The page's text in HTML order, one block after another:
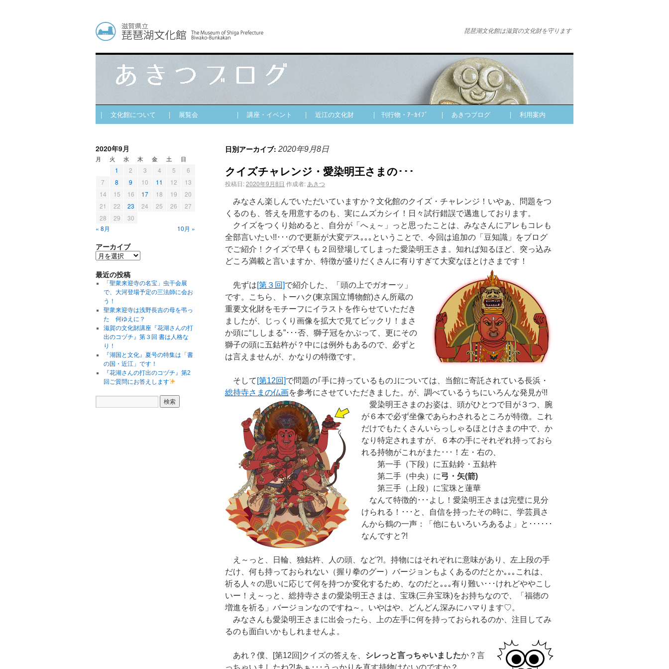
琵琶湖文化館は滋賀の文化財を守ります
| 文化館について | 展覧会 | 講座・イベント | 近江の文化財 | 刊行物・ｱｰｶｲﾌﾞ | あきつブログ | 利用案内
日別アーカイブ: 2020年9月8日
クイズチャレンジ・愛染明王さまの･･･
投稿日:2020年9月8日 作成者: あきつ
みなさん楽しんでいただいていますか？文化館のクイズ・チャレンジ！いやぁ、問題をつ
くるのも、答えを用意するのも、実にムズカシイ！日々試行錯誤で邁進しております。
クイズをつくり始めると、自分が「へぇ～」っと思ったことは、みなさんにアレもコレも
全部言いたい!!･･･ので更新が大変デス｡｡｡ということで、今回は追加の「豆知識」をブログ
でご紹介！クイズで早くも２回登場してしまった愛染明王さま。知れば知るほど、突っ込み
どころ満載と言いますか、特徴が盛りだくさんに有りすぎて大変なほとけさまです！
先ずは[第３回]で紹介した、「頭の上でガオーッ」
です。こちら、トーハク(東京国立博物館)さん所蔵の
重要文化財をモチーフにイラストを作らせていただき
ましたが、じっくり画像を拡大で見てビックリ！まさ
か頭に“ししまる”･･･否、獅子冠をかぶって、更にその
獅子の頭に五鈷杵が？中には例外もあるので、必ずと
は言えませんが、かなりの特徴です。
そして [第12回]で問題の｢手に持っているもの｣については、当館に寄託されている長浜・
総持寺さまの仏画を参考にさせていただきました。が、調べているうちにいろんな発見が!!
愛染明王さまのお姿は、頭がひとつで目が３つ、腕
が６本で必ず坐像であらわされるところが特徴。これ
だけでもたくさんいらっしゃるほとけさまの中で、か
なり特定されますが、６本の手にそれぞれ持っておら
れる持物がこれがまた･･･！左・右の、
第一手（下段）に五鈷鈴・五鈷杵
第二手（中央）に弓・矢(箭)
第三手（上段）に宝珠と蓮華
なんて特徴的･･･よし！愛染明王さまは完璧に見分
けられる！･･･と、自信を持ったその時に、学芸員さ
んから鶴の一声：「他にもいろいろあるよ」と･･････
なんですと?!
え～っと、日輪、独鈷杵、人の頭、など?!。持物にはそれぞれに意味があり、左上段の手
だけ、何も持っておられない（握り拳のグー）バージョンもよくあるのだとか｡｡｡これは、
祈る人々の思いに応じて何を持つか変化するため、なのだと｡｡｡有り難い･･･けれどややこし
いー！え～っと、総持寺さまの愛染明王さまは、宝珠(三弁宝珠)をお持ちなので、「福徳の
増進を祈る」バージョンなのですね～。いやはや、どんどん深みにハマります♡。
みなさんも愛染明王さまに出会ったら、上の左手に何を持っておられるのか、注目してみ
るのも面白いかもしれませんよ。
あれ？僕、[第12回]クイズの答えを、 シレっと言っちゃいましたか？言
っちゃいましたね?!あぁ･･･うっかりを直す持物はないのですか？
2020年9月
月 火 水 木 金 土 日
« 8月 10月 »
1 2 3 4 5
6
7
8 9 10 11 12
13
14
15 16 17 18 19
20
21
22 23 24 25 26
27
28
29 30
アーカイブ
最近の投稿
「聖衆来迎寺の名宝」虫干会展
で、大河登場予定の三法師に会お
う！
聖衆来迎寺は浅野長吉の母を弔っ
た 何ゆえに？
滋賀の文化財講座『花湖さんの打
出のコヅチ』第３回 書は人格な
り！
『湖国と文化』夏号の特集は「書
の国・近江」です！
『花湖さんの打出のコヅチ』第2
回ご質問にお答えします